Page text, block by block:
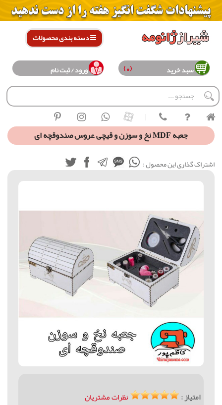
دسته بندی محصولات
سبد خرید (0) ورود / ثبت نام
|
جعبه MDF نخ و سوزن و قیچی عروس صندوقچه ای
اشتراک گذاری این محصول :
امتیاز :
نظرات مشتریان